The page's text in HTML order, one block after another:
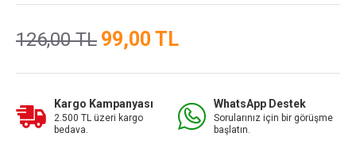
99,00 TL
126,00 TL
Kargo Kampanyası
2.500 TL üzeri kargo
bedava.
WhatsApp Destek
Sorularınız için bir görüşme
başlatın.